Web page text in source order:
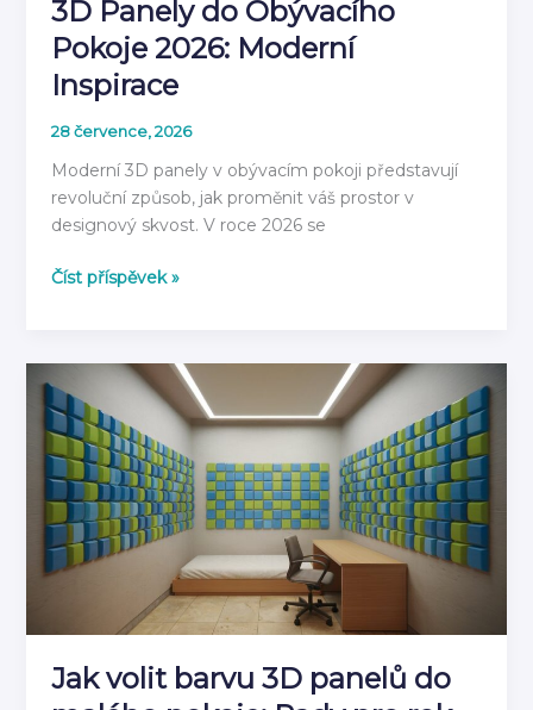
3D Panely do Obývacího
Pokoje 2026: Moderní
Inspirace
28 července, 2026
Moderní 3D panely v obývacím pokoji představují
revoluční způsob, jak proměnit váš prostor v
designový skvost. V roce 2026 se
3D
Obývacího
Pokoje
2026:
Moderní
Inspirace
Číst příspěvek »
Jak volit barvu 3D panelů do